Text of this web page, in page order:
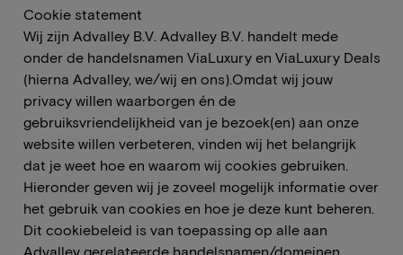
Cookie statement
Wij zijn Advalley B.V. Advalley B.V. handelt mede
onder de handelsnamen ViaLuxury en ViaLuxury Deals
(hierna Advalley, we/wij en ons).Omdat wij jouw
privacy willen waarborgen én de
gebruiksvriendelijkheid van je bezoek(en) aan onze
website willen verbeteren, vinden wij het belangrijk
dat je weet hoe en waarom wij cookies gebruiken.
Hieronder geven wij je zoveel mogelijk informatie over
het gebruik van cookies en hoe je deze kunt beheren.
Dit cookiebeleid is van toepassing op alle aan
Advalley gerelateerde handelsnamen/domeinen.